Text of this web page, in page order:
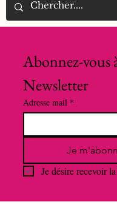
Abonnez-vous
Newsletter
Adresse mail *
Je
Je désire recevoir